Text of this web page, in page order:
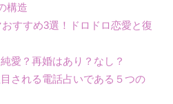
構造
すすめ3選！ドロドロ恋愛と復
愛？再婚はあり？なし？
される電話占いである５つの